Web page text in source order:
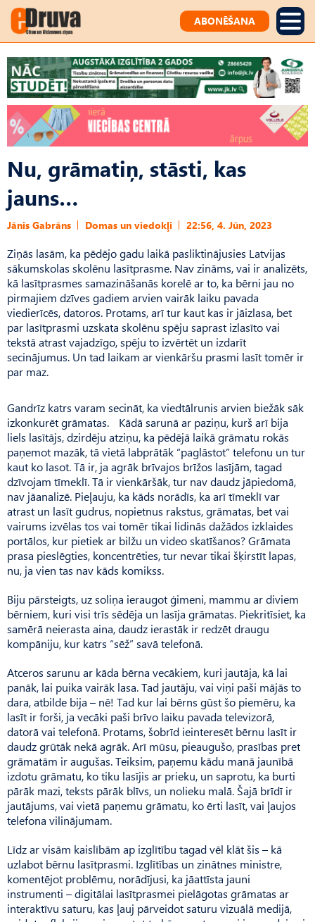
ABONĒŠANA
Nu, grāmatiņ, stāsti, kas
jauns…
Jānis Gabrāns Domas un viedokļi 22:56, 4. Jūn, 2023
Ziņās lasām, ka pēdējo gadu laikā pasliktinājusies Latvijas
sākumskolas skolēnu lasītprasme. Nav zināms, vai ir analizēts,
kā lasītprasmes samazināšanās korelē ar to, ka bērni jau no
pirmajiem dzīves gadiem arvien vairāk laiku pavada
viedierīcēs, datoros. Protams, arī tur kaut kas ir jāizlasa, bet
par lasītprasmi uzskata skolēnu spēju saprast izlasīto vai
tekstā atrast vajadzīgo, spēju to izvērtēt un izdarīt
secinājumus. Un tad laikam ar vienkāršu prasmi lasīt tomēr ir
par maz.
Gandrīz katrs varam secināt, ka viedtālrunis arvien biežāk sāk
izkonkurēt grāmatas. Kādā sarunā ar paziņu, kurš arī bija
liels lasītājs, dzirdēju atziņu, ka pēdējā laikā grāmatu rokās
paņemot mazāk, tā vietā labprātāk “paglāstot” telefonu un tur
kaut ko lasot. Tā ir, ja agrāk brīvajos brīžos lasījām, tagad
dzīvojam tīmeklī. Tā ir vienkāršāk, tur nav daudz jāpiedomā,
nav jāanalizē. Pieļauju, ka kāds norādīs, ka arī tīmeklī var
atrast un lasīt gudrus, nopietnus rakstus, grāmatas, bet vai
vairums izvēlas tos vai tomēr tikai lidinās dažādos izklaides
portālos, kur pietiek ar bilžu un video skatīšanos? Grāmata
prasa pieslēgties, koncentrēties, tur nevar tikai šķirstīt lapas,
nu, ja vien tas nav kāds komikss.
Biju pārsteigts, uz soliņa ieraugot ģimeni, mammu ar diviem
bērniem, kuri visi trīs sēdēja un lasīja grāmatas. Piekritīsiet, ka
samērā neierasta aina, daudz ierastāk ir redzēt draugu
kompāniju, kur katrs “sēž” savā telefonā.
Atceros sarunu ar kāda bērna vecākiem, kuri jautāja, kā lai
panāk, lai puika vairāk lasa. Tad jautāju, vai viņi paši mājās to
dara, atbilde bija – nē! Tad kur lai bērns gūst šo piemēru, ka
lasīt ir forši, ja vecāki paši brīvo laiku pavada televizorā,
datorā vai telefonā. Protams, šobrīd ieinteresēt bērnu lasīt ir
daudz grūtāk nekā agrāk. Arī mūsu, pieaugušo, prasības pret
grāmatām ir augušas. Teiksim, paņemu kādu manā jaunībā
izdotu grāmatu, ko tiku lasījis ar prieku, un saprotu, ka burti
pārāk mazi, teksts pārāk blīvs, un nolieku malā. Šajā brīdī ir
jautājums, vai vietā paņemu grāmatu, ko ērti lasīt, vai ļaujos
telefona vilinājumam.
Līdz ar visām kaislībām ap izglītību tagad vēl klāt šis – kā
uzlabot bērnu lasītprasmi. Iz­glītības un zinātnes ministre,
komentējot problēmu, norādījusi, ka jāattīsta jauni
instrumenti – digitālai lasītprasmei pielāgotas grāmatas ar
interaktīvu saturu, kas ļauj pārveidot saturu vizuālā medijā,